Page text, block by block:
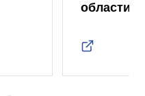
области